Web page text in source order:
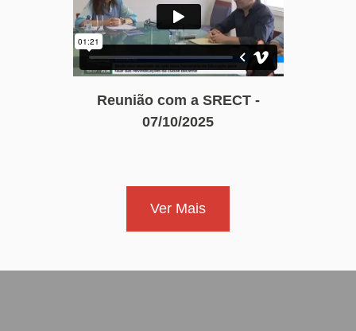
Reunião com a SRECT -
07/10/2025
Ver Mais